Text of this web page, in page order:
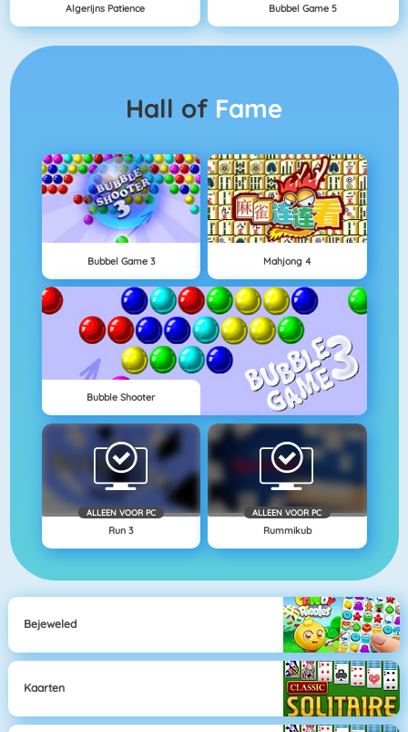
Algerijns Patience Bubbel Game 5
Hall of Fame
Bubbel Game 3 Mahjong 4
Bubble Shooter
ALLEEN VOOR PC
Run 3
ALLEEN VOOR PC
Rummikub
Bejeweled
Kaarten